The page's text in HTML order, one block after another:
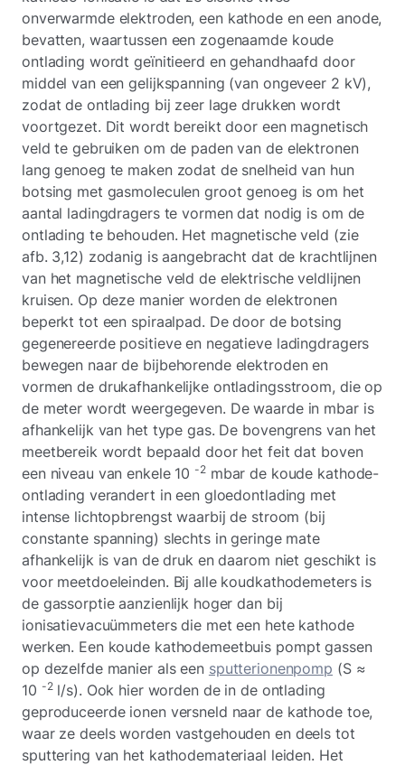
onverwarmde elektroden, een kathode en een anode,
bevatten, waartussen een zogenaamde koude
ontlading wordt geïnitieerd en gehandhaafd door
middel van een gelijkspanning (van ongeveer 2 kV),
zodat de ontlading bij zeer lage drukken wordt
voortgezet. Dit wordt bereikt door een magnetisch
veld te gebruiken om de paden van de elektronen
lang genoeg te maken zodat de snelheid van hun
botsing met gasmoleculen groot genoeg is om het
aantal ladingdragers te vormen dat nodig is om de
ontlading te behouden. Het magnetische veld (zie
afb. 3,12) zodanig is aangebracht dat de krachtlijnen
van het magnetische veld de elektrische veldlijnen
kruisen. Op deze manier worden de elektronen
beperkt tot een spiraalpad. De door de botsing
gegenereerde positieve en negatieve ladingdragers
bewegen naar de bijbehorende elektroden en
vormen de drukafhankelijke ontladingsstroom, die op
de meter wordt weergegeven. De waarde in mbar is
afhankelijk van het type gas. De bovengrens van het
meetbereik wordt bepaald door het feit dat boven
een niveau van enkele 10 -2mbar de koude kathode-
ontlading verandert in een gloedontlading met
intense lichtopbrengst waarbij de stroom (bij
constante spanning) slechts in geringe mate
afhankelijk is van de druk en daarom niet geschikt is
voor meetdoeleinden. Bij alle koudkathodemeters is
de gassorptie aanzienlijk hoger dan bij
ionisatievacuümmeters die met een hete kathode
werken. Een koude kathodemeetbuis pompt gassen
op dezelfde manier als een sputterionenpomp (S ≈
10 -2l/s). Ook hier worden de in de ontlading
geproduceerde ionen versneld naar de kathode toe,
waar ze deels worden vastgehouden en deels tot
sputtering van het kathodemateriaal leiden. Het